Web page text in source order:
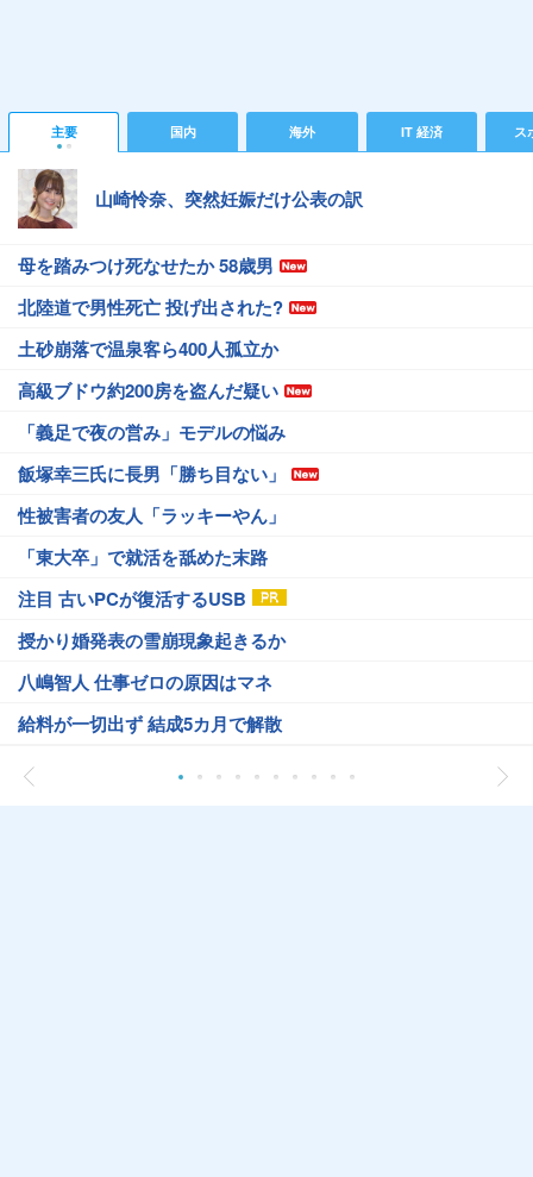
主要 国内 海外 IT 経済 ス
山崎怜奈、突然妊娠だけ公表の訳
母を踏みつけ死なせたか 58歳男
北陸道で男性死亡 投げ出された?
土砂崩落で温泉客ら400人孤立か
高級ブドウ約200房を盗んだ疑い
「義足で夜の営み」モデルの悩み
飯塚幸三氏に長男「勝ち目ない」
性被害者の友人「ラッキーやん」
「東大卒」で就活を舐めた末路
注目 古いPCが復活するUSB
授かり婚発表の雪崩現象起きるか
八嶋智人 仕事ゼロの原因はマネ
給料が一切出ず 結成5カ月で解散